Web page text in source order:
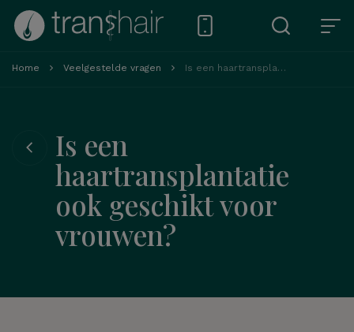
Home Veelgestelde vragen Is een haartransplantatie ook geschikt voor vrouwen?
Is een
haartransplantatie
ook geschikt voor
vrouwen?